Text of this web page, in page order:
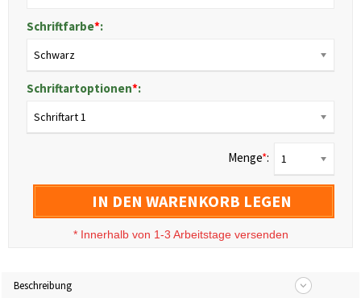
Schriftfarbe*:
Schwarz
Schriftartoptionen*:
Schriftart 1
Menge*: 1
IN DEN WARENKORB LEGEN
* Innerhalb von 1-3 Arbeitstage versenden
Beschreibung